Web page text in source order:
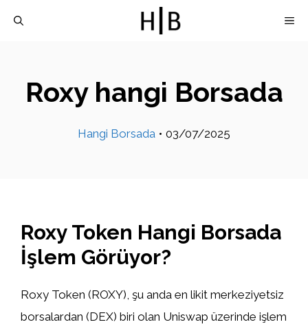
Roxy hangi Borsada
Hangi Borsada • 03/07/2025
Roxy Token Hangi Borsada
İşlem Görüyor?
Roxy Token (ROXY), şu anda en likit merkeziyetsiz
borsalardan (DEX) biri olan Uniswap üzerinde işlem